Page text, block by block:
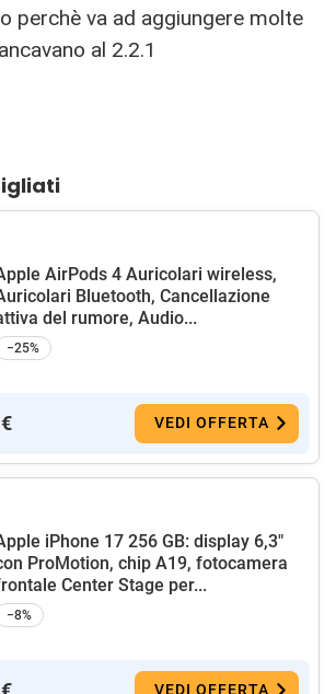
perchè va ad aggiungere molte
al 2.2.1
AirPods 4 Auricolari wireless,
Bluetooth, Cancellazione
del rumore, Audio...
−25%
VEDI OFFERTA
iPhone 17 256 GB: display 6,3"
ProMotion, chip A19, fotocamera
Center Stage per...
−8%
VEDI OFFERTA